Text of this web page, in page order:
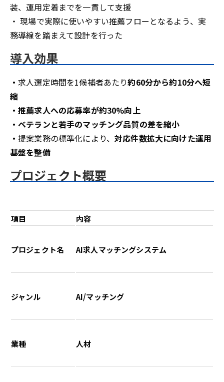
装、運用定着までを一貫して支援
・ 現場で実際に使いやすい推薦フローとなるよう、実
務導線を踏まえて設計を行った
導入効果
・求人選定時間を1候補者あたり約60分から約10分へ短
縮
・推薦求人への応募率が約30%向上
・ベテランと若手のマッチング品質の差を縮小
・提案業務の標準化により、対応件数拡大に向けた運用
基盤を整備
プロジェクト概要
項目 内容
プロジェクト名 AI求人マッチングシステム
ジャンル AI/マッチング
業種 人材